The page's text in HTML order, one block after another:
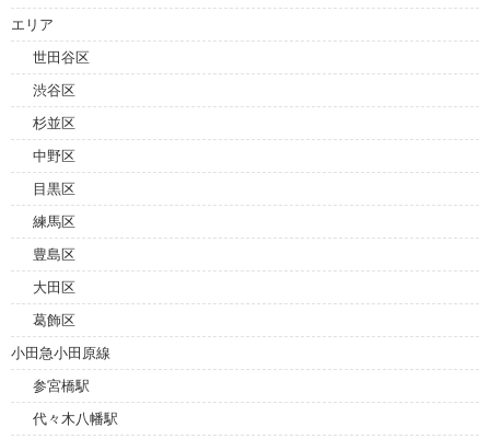
エリア
世田谷区
渋谷区
杉並区
中野区
目黒区
練馬区
豊島区
大田区
葛飾区
小田急小田原線
参宮橋駅
代々木八幡駅